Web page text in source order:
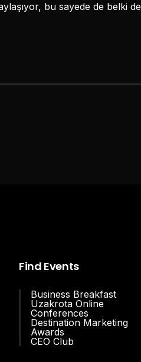
bu sayede de belki de
Find Events
Business Breakfast
Uzakrota Online
Conferences
Destination Marketing
Awards
CEO Club